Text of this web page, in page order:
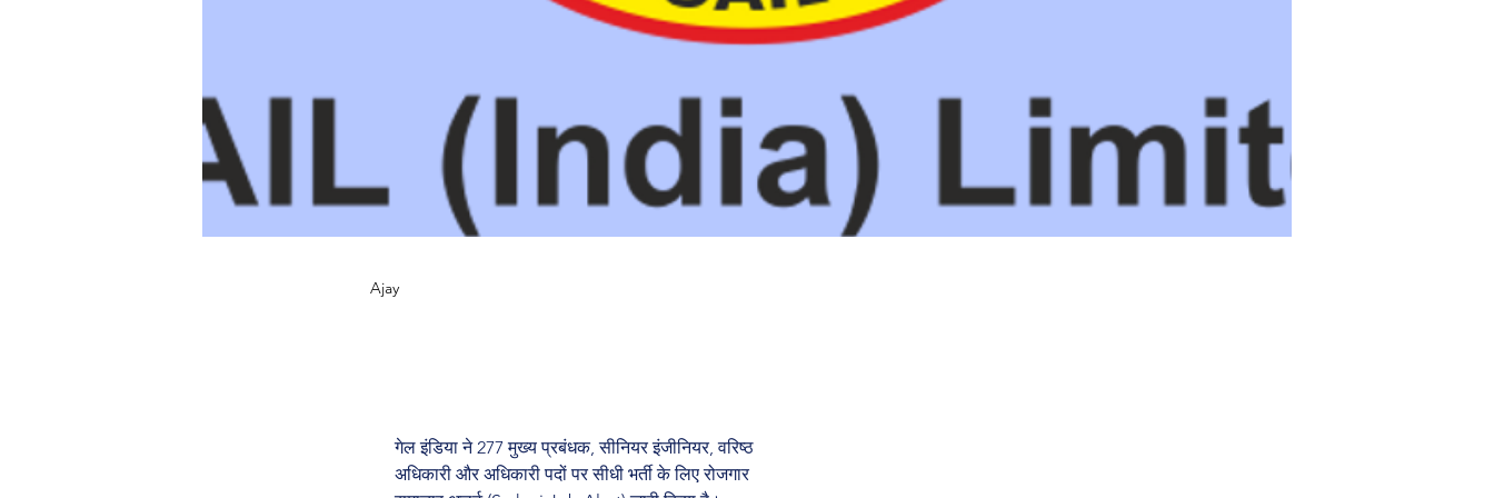
Ajay
गेल इंडिया ने 277 मुख्य प्रबंधक, सीनियर इंजीनियर, वरिष्ठ
अधिकारी और अधिकारी पदों पर सीधी भर्ती के लिए रोजगार